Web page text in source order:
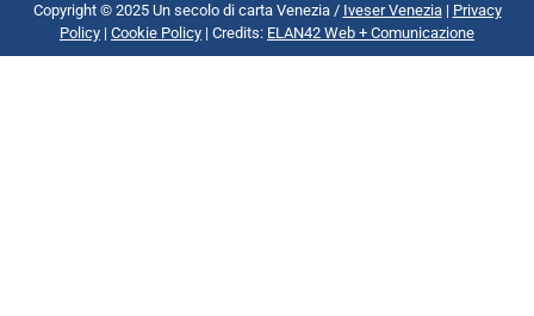
Copyright © 2025 Un secolo di carta Venezia / Iveser Venezia| Privacy
Policy | Cookie Policy | Credits: ELAN42 Web + Comunicazione